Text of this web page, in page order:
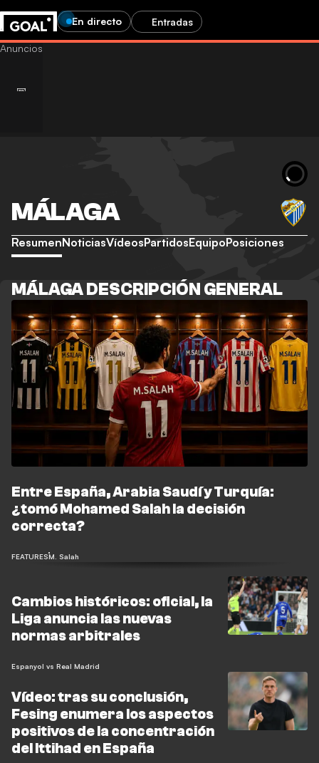
En directo Entradas
MÁLAGA
ResumenNoticiasVídeosPartidosEquipoPosiciones
MÁLAGA DESCRIPCIÓN GENERAL
Entre España, Arabia Saudí y Turquía:
¿tomó Mohamed Salah la decisión
correcta?
FEATURESM. Salah
Cambios históricos: oficial, la
Liga anuncia las nuevas
normas arbitrales
Espanyol vs Real Madrid
Vídeo: tras su conclusión,
Fesing enumera los aspectos
positivos de la concentración
del Ittihad en España